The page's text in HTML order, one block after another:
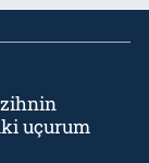
uçurum